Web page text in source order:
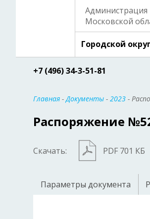
Администрация
Московской
Городской округ
+7 (496) 34-3-51-81
Главная -Документы - 2023 -
Распоряжение
Скачать: PDF 701 КБ
Параметры документа